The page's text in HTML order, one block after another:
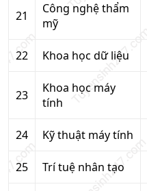
21
Công nghệ thẩm
mỹ
22 Khoa học dữ liệu
23
Khoa học máy
tính
24 Kỹ thuật máy tính
25 Trí tuệ nhân tạo